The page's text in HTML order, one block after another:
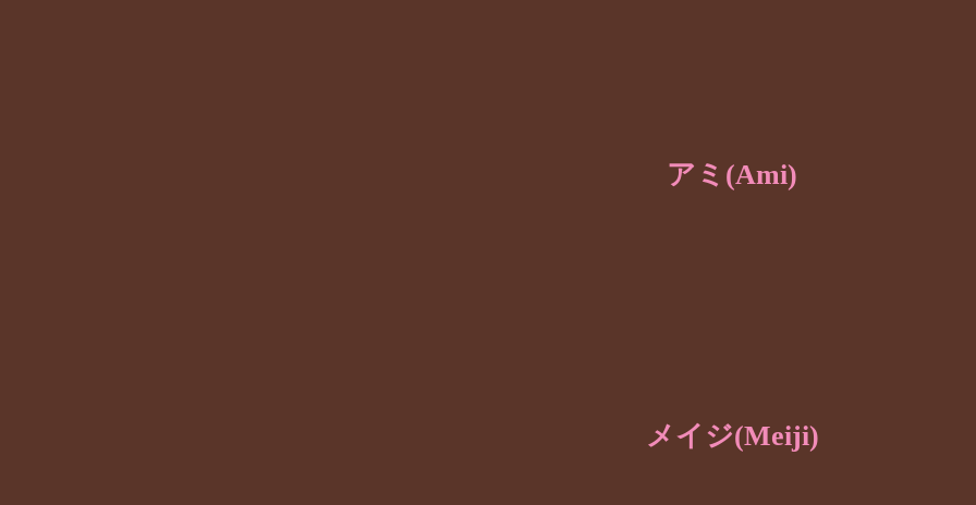
アミ(Ami)
メイジ(Meiji)